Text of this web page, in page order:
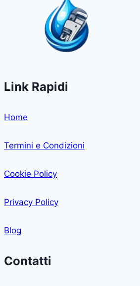
Link Rapidi
Home
Termini e Condizioni
Cookie Policy
Privacy Policy
Blog
Contatti